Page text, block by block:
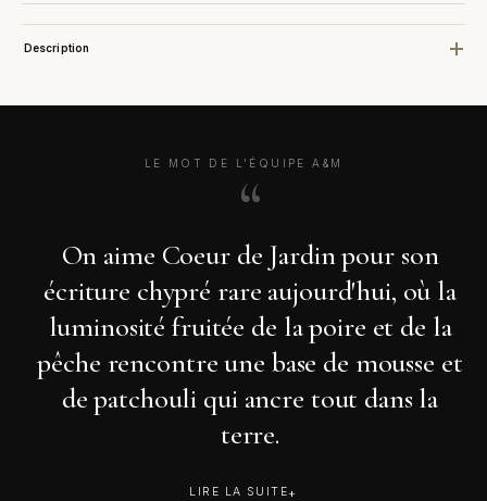
Description
LE MOT DE L'ÉQUIPE A&M
On aime Coeur de Jardin pour son
écriture chypré rare aujourd'hui, où la
luminosité fruitée de la poire et de la
pêche rencontre une base de mousse et
de patchouli qui ancre tout dans la
terre.
LIRE LA SUITE